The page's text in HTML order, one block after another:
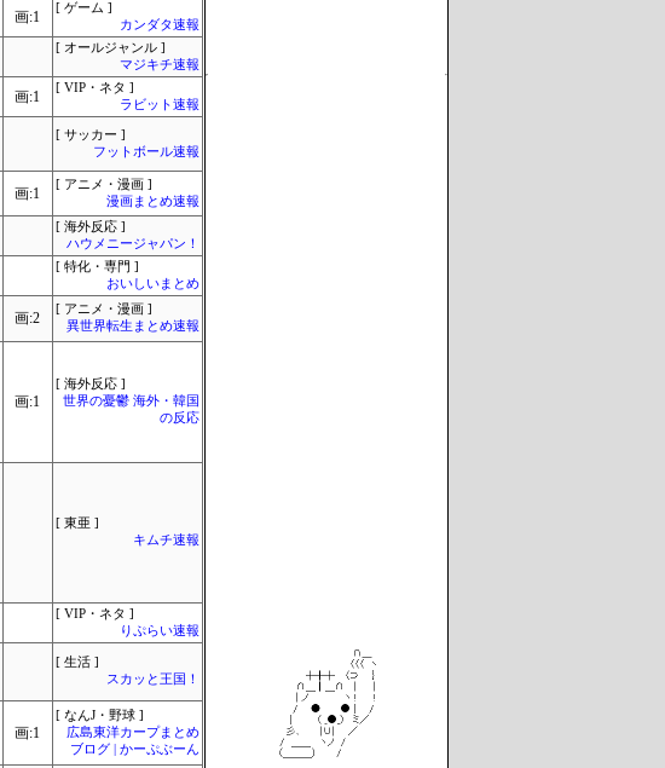
画:1
[ ゲーム ]
カンダタ速報
[ オールジャンル ]
マジキチ速報
画:1
[ VIP・ネタ ]
ラビット速報
[ サッカー ]
フットボール速報
画:1
[ アニメ・漫画 ]
漫画まとめ速報
[ 海外反応 ]
ハウメニージャパン！
[ 特化・専門 ]
おいしいまとめ
画:2
[ アニメ・漫画 ]
異世界転生まとめ速報
画:1
[ 海外反応 ]
世界の憂鬱 海外・韓国
の反応
[ 東亜 ]
キムチ速報
[ VIP・ネタ ]
りぷらい速報
[ 生活 ]
スカッと王国！
画:1
[ なんJ・野球 ]
広島東洋カープまとめ
ブログ | かーぷぶーん